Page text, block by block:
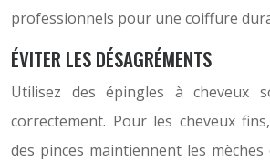
professionnels pour une coiffure
ÉVITER LES DÉSAGRÉMENTS
Utilisez des épingles à cheveux
correctement. Pour les cheveux
des pinces maintiennent les mèches